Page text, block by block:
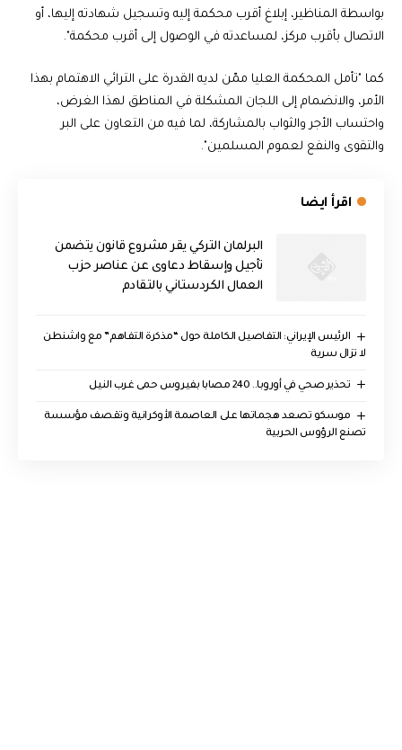
بواسطة المناظير، إبلاغ أقرب محكمة إليه وتسجيل شهادته إليها، أو
الاتصال بأقرب مركز، لمساعدته في الوصول إلى أقرب محكمة".
كما "تأمل المحكمة العليا ممّن لديه القدرة على الترائي الاهتمام بهذا
الأمر، والانضمام إلى اللجان المشكلة في المناطق لهذا الغرض،
واحتساب الأجر والثواب بالمشاركة، لما فيه من التعاون على البر
والتقوى والنفع لعموم المسلمين".
اقرأ ايضا
البرلمان التركي يقر مشروع قانون يتضمن
تأجيل وإسقاط دعاوى عن عناصر حزب
العمال الكردستاني بالتقادم
الرئيس الإيراني: التفاصيل الكاملة حول “مذكرة التفاهم” مع واشنطن
لا تزال سرية
تحذير صحي في أوروبا.. 240 مصابا بفيروس حمى غرب النيل
موسكو تصعد هجماتها على العاصمة الأوكرانية وتقصف مؤسسة
تصنع الرؤوس الحربية